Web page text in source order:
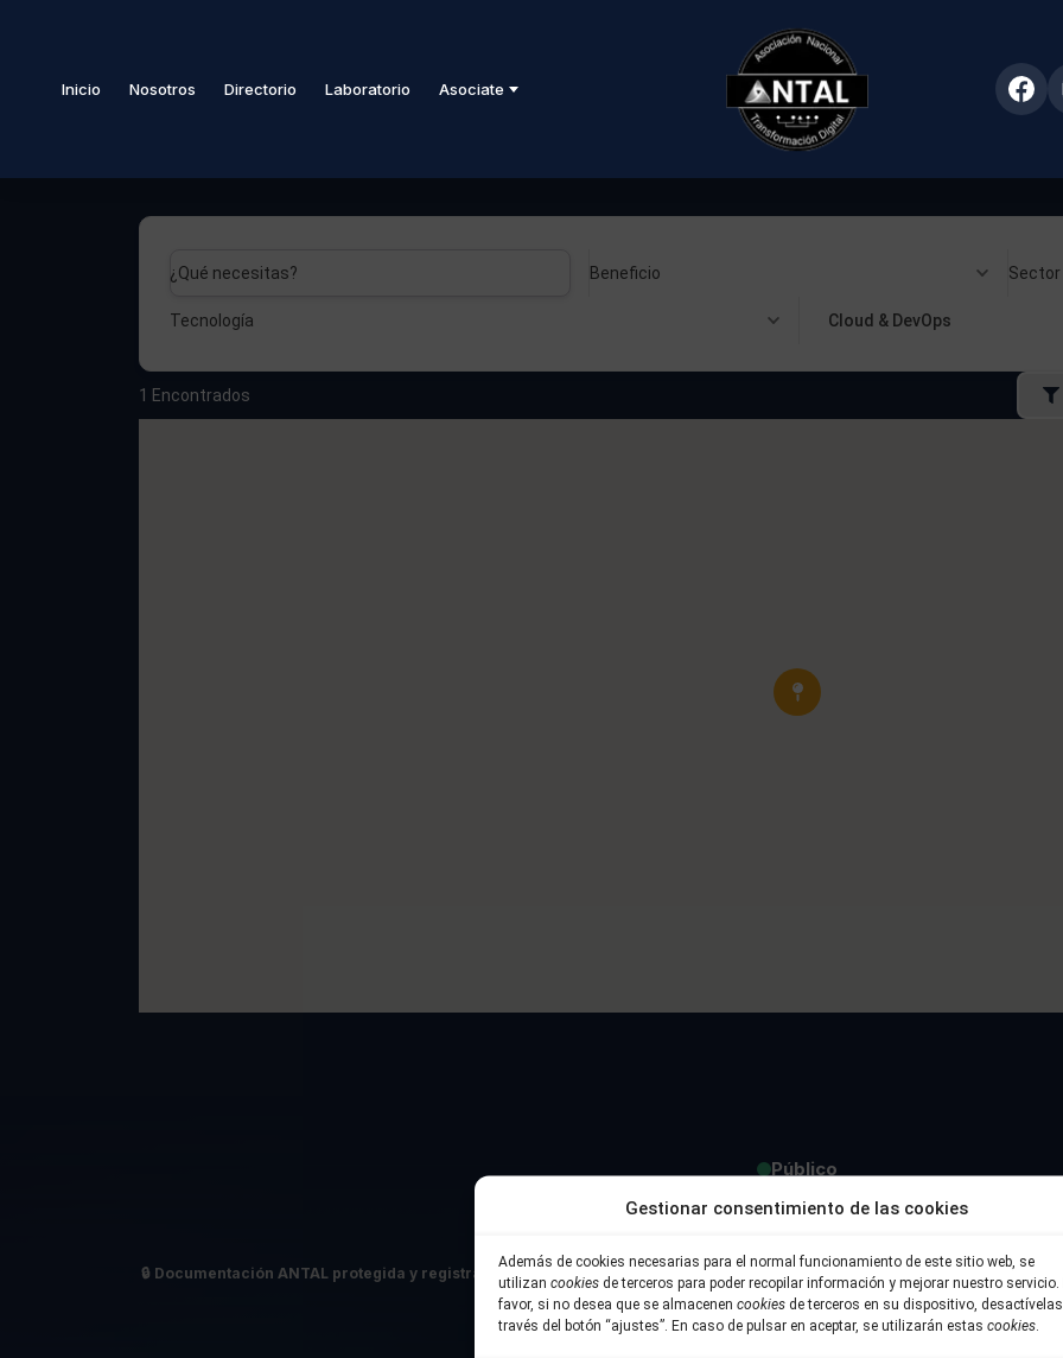
Gestionar consentimiento de las cookies
Además de cookies necesarias para el normal funcionamiento de este sitio web, se
utilizan cookies de terceros para poder recopilar información y mejorar nuestro servicio.
favor, si no desea que se almacenen cookies de terceros en su dispositivo,
través del botón “ajustes”. En caso de pulsar en aceptar, se utilizarán estas cookies
Inicio Nosotros Directorio Laboratorio Asociate
¿Qué necesitas? Beneficio Sector
Tecnología Cloud & DevOps
1 Encontrados
Público
Privado
🔒 Documentación ANTAL protegida y registrada en blockchain (DASH). Cualquier copia, alteración o uso no autorizado
registro certificado en Stampd.io